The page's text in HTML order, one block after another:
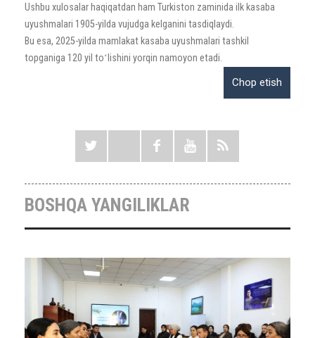
Ushbu xulosalar haqiqatdan ham Turkiston zaminida ilk kasaba
uyushmalari 1905-yilda vujudga kelganini tasdiqlaydi.
Bu esa, 2025-yilda mamlakat kasaba uyushmalari tashkil
topganiga 120 yil toʻlishini yorqin namoyon etadi.
BOSHQA YANGILIKLAR